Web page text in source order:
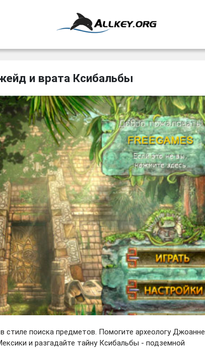
и врата Ксибальбы
поиска предметов. Помогите археологу Джоанне
и разгадайте тайну Ксибальбы - подземной